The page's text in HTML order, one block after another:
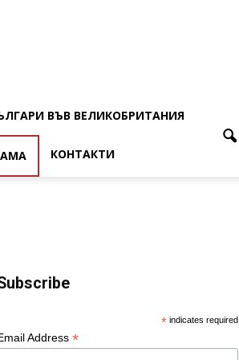
ВЪВ ВЕЛИКОБРИТАНИЯ
КОНТАКТИ
* indicates required
Address *